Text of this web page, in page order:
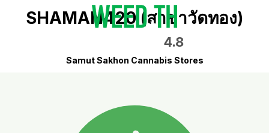
SHAMAN420 (สาขาวัดทอง)
4.8
Samut Sakhon Cannabis Stores